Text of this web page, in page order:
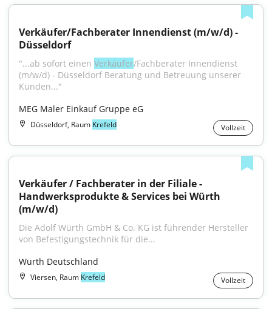
Verkäufer/Fachberater Innendienst (m/w/d) -
Düsseldorf
"...ab sofort einen Verkäufer/Fachberater Innendienst
(m/w/d) - Düsseldorf Beratung und Betreuung unserer
Kunden..."
MEG Maler Einkauf Gruppe eG
Düsseldorf, Raum Krefeld Vollzeit
Verkäufer / Fachberater in der Filiale -
Handwerksprodukte & Services bei Würth
(m/w/d)
Die Adolf Würth GmbH & Co. KG ist führender Hersteller
von Befestigungstechnik für die...
Würth Deutschland
Viersen, Raum Krefeld Vollzeit